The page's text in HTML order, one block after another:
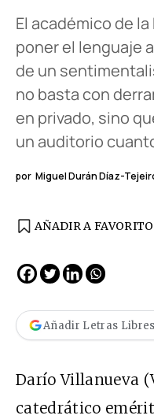
El académico de
poner el lenguaje
de un
no basta con
en privado, sino
un auditorio
por Miguel Durán Díaz-
AÑADIR A
Añadir Letras
Darío Villanueva
catedrático